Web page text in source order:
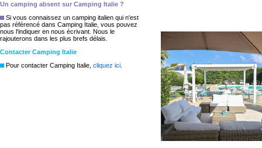
Un camping absent sur Camping Italie ?
Si vous connaissez un camping italien qui n'est
pas référencé dans Camping Italie, vous pouvez
nous l'indiquer en nous écrivant. Nous le
rajouterons dans les plus brefs délais.
Contacter Camping Italie
Pour contacter Camping Italie, cliquez ici.